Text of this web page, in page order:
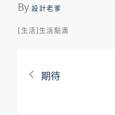
By設計老爹
[生活]生活點滴
文期待